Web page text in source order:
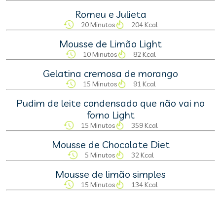
Romeu e Julieta
20 Minutos 204 Kcal
Mousse de Limão Light
10 Minutos 82 Kcal
Gelatina cremosa de morango
15 Minutos 91 Kcal
Pudim de leite condensado que não vai no
forno Light
15 Minutos 359 Kcal
Mousse de Chocolate Diet
5 Minutos 32 Kcal
Mousse de limão simples
15 Minutos 134 Kcal